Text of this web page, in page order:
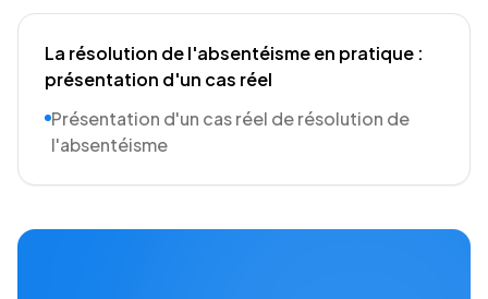
La résolution de l'absentéisme en pratique :
présentation d'un cas réel
Présentation d'un cas réel de résolution de
l'absentéisme